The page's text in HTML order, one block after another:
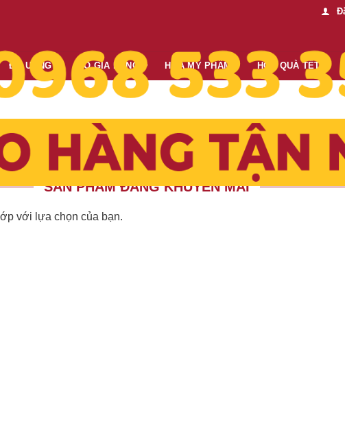
ĐỒ UỐNG ĐỒ GIA DỤNG HÓA MỸ PHẨM HỘP QUÀ TẾT
Giá tăng dần Mới nhất Cũ nhất
SẢN PHẨM ĐANG KHUYẾN MÃI
với lựa chọn của bạn.